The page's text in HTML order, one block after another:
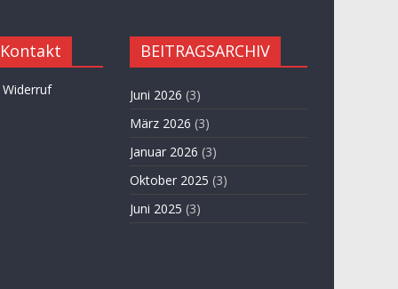
BEITRAGSARCHIV
Juni 2026 (3)
März 2026 (3)
Januar 2026 (3)
Oktober 2025 (3)
Juni 2025 (3)